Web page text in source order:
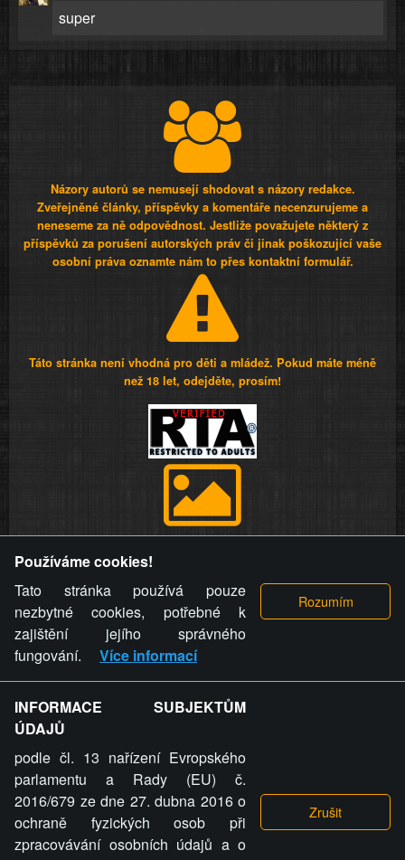
super
Názory autorů se nemusejí shodovat s názory redakce.
Zveřejněné články, příspěvky a komentáře necenzurujeme a
neneseme za ně odpovědnost. Jestliže považujete některý z
příspěvků za porušení autorských práv či jinak poškozující vaše
osobní práva oznamte nám to přes kontaktní formulář.
Táto stránka není vhodná pro děti a mládež. Pokud máte méně
než 18 let, odejděte, prosím!
videa a komentáře. Osoba, které se toto opatření provozovatele
stránky týče, ani osoba, která umístila fotografii nebo video na
stránku, nemůže z důvodu odstranění fotografie, videa nebo
komentáře pro výše uvedenou okolnost uplatnit vůči
provozovateli stránky žádný nárok na náhradu škody nebo
nemajetkové újmy.
ZVRÁCENÝ.CZ - Svět není zvrácenej. To jen
ty lidi...
Používáme cookies!
Tato stránka používá pouze
nezbytné cookies, potřebné k
zajištění jejího správného
fungování.
Více informací
INFORMACE SUBJEKTŮM
ÚDAJŮ
podle čl. 13 nařízení Evropského
parlamentu a Rady (EU) č.
2016/679 ze dne 27. dubna 2016 o
ochraně fyzických osob při
zpracovávání osobních údajů a o